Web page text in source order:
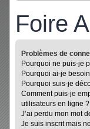
Foire
Problèmes de
Pourquoi ne puis-je
Pourquoi ai-je
Pourquoi suis-je
Comment puis-je
utilisateurs en ligne ?
J’ai perdu mon mot
Je suis inscrit mais